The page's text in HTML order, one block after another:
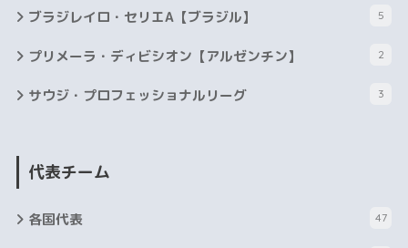
ブラジレイロ・セリエA【ブラジル】 5
プリメーラ・ディビシオン【アルゼンチン】 2
サウジ・プロフェッショナルリーグ 3
代表チーム
各国代表 47